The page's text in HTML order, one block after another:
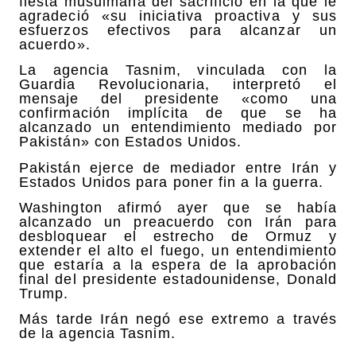
agradeció «su iniciativa proactiva y sus
esfuerzos efectivos para alcanzar un
acuerdo».
La agencia Tasnim, vinculada con la
Guardia Revolucionaria, interpretó el
mensaje del presidente «como una
confirmación implícita de que se ha
alcanzado un entendimiento mediado por
Pakistán» con Estados Unidos.
Pakistán ejerce de mediador entre Irán y
Estados Unidos para poner fin a la guerra.
Washington afirmó ayer que se había
alcanzado un preacuerdo con Irán para
desbloquear el estrecho de Ormuz y
extender el alto el fuego, un entendimiento
que estaría a la espera de la aprobación
final del presidente estadounidense, Donald
Trump.
Más tarde Irán negó ese extremo a través
de la agencia Tasnim.